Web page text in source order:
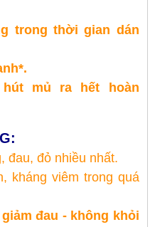
trong thời gian dán
mủ ra hết hoàn
đau, đỏ nhiều nhất.
kháng viêm trong quá
đau - không khỏi